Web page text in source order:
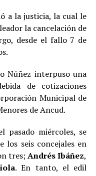
a la justicia, la cual le
la cancelación de
desde el fallo 7 de
Núñez interpuso una
de cotizaciones
Municipal de
de Ancud.
pasado miércoles, se
los seis concejales en
tres;Andrés Ibáñez,
. En tanto, el edil